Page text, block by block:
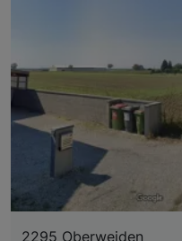
2295 Oberweiden